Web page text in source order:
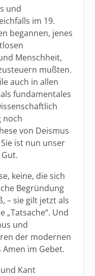
und
im 19.
begannen, jenes
Menschheit,
mußten.
auch in allen
fundamentales
noch
von Deismus
ist nun unser
keine, die sich
Begründung
– sie gilt jetzt als
„Tatsache“. Und
und
der modernen
im Gebet.
Kant